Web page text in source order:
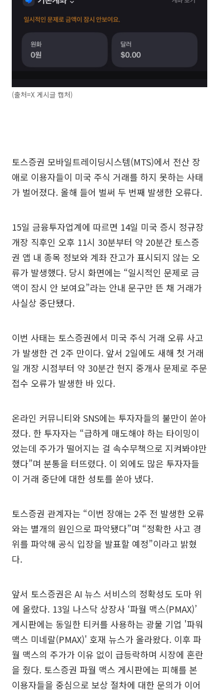
(출처=X 게시글 캡처)
토스증권 모바일트레이딩시스템(MTS)에서 전산 장
애로 이용자들이 미국 주식 거래를 하지 못하는 사태
가 벌어졌다. 올해 들어 벌써 두 번째 발생한 오류다.
15일 금융투자업계에 따르면 14일 미국 증시 정규장
개장 직후인 오후 11시 30분부터 약 20분간 토스증
권 앱 내 종목 정보와 계좌 잔고가 표시되지 않는 오
류가 발생했다. 당시 화면에는 “일시적인 문제로 금
액이 잠시 안 보여요”라는 안내 문구만 뜬 채 거래가
사실상 중단됐다.
이번 사태는 토스증권에서 미국 주식 거래 오류 사고
가 발생한 건 2주 만이다. 앞서 2일에도 새해 첫 거래
일 개장 시점부터 약 30분간 현지 중개사 문제로 주문
접수 오류가 발생한 바 있다.
온라인 커뮤니티와 SNS에는 투자자들의 불만이 쏟아
졌다. 한 투자자는 “급하게 매도해야 하는 타이밍이
었는데 주가가 떨어지는 걸 속수무책으로 지켜봐야만
했다”며 분통을 터뜨렸다. 이 외에도 많은 투자자들
이 거래 중단에 대한 성토를 쏟아 냈다.
토스증권 관계자는 “이번 장애는 2주 전 발생한 오류
와는 별개의 원인으로 파악됐다”며 “정확한 사고 경
위를 파악해 공식 입장을 발표할 예정”이라고 밝혔
다.
앞서 토스증권은 AI 뉴스 서비스의 정확성도 도마 위
에 올랐다. 13일 나스닥 상장사 ‘파월 맥스(PMAX)’
게시판에는 동일한 티커를 사용하는 광물 기업 '파워
맥스 미네랄(PMAX)' 호재 뉴스가 올라왔다. 이후 파
월 맥스의 주가가 이유 없이 급등락하며 시장에 혼란
을 줬다. 토스증권 파월 맥스 게시판에는 피해를 본
이용자들을 중심으로 보상 절차에 대한 문의가 이어